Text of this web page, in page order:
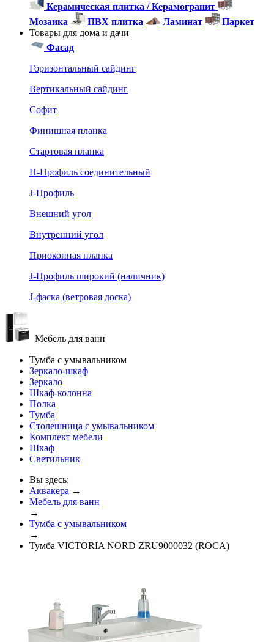
Керамическая плитка / Керамогранит
Мозаика
ПВХ плитка Ламинат
Паркет
Товары для дома и дачи
Фасад
Горизонтальный сайдинг
Вертикальный сайдинг
Софит
Финишная планка
Стартовая планка
Н-Профиль соединительный
J-Профиль
Внешний угол
Внутренний угол
Приоконная планка
J-Профиль широкий (наличник)
J-фаска (ветровая доска)
Мебель для ванн
Тумба с умывальником
Зеркало-шкаф
Зеркало
Шкаф-колонна
Полка
Тумба
Столешница с умывальником
Комплект мебели
Шкаф
Светильник
Вы здесь:
Аквакера →
Мебель для ванн
→
Тумба с умывальником
→
Тумба VICTORIA NORD ZRU9000032 (ROCA)